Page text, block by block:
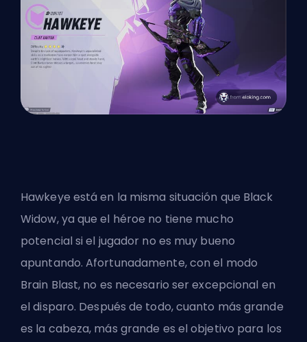
Hawkeye está en la misma situación que Black
Widow, ya que el héroe no tiene mucho
potencial si el jugador no es muy bueno
apuntando. Afortunadamente, con el modo
Brain Blast, no es necesario ser excepcional en
el disparo. Después de todo, cuanto más grande
es la cabeza, más grande es el objetivo para los